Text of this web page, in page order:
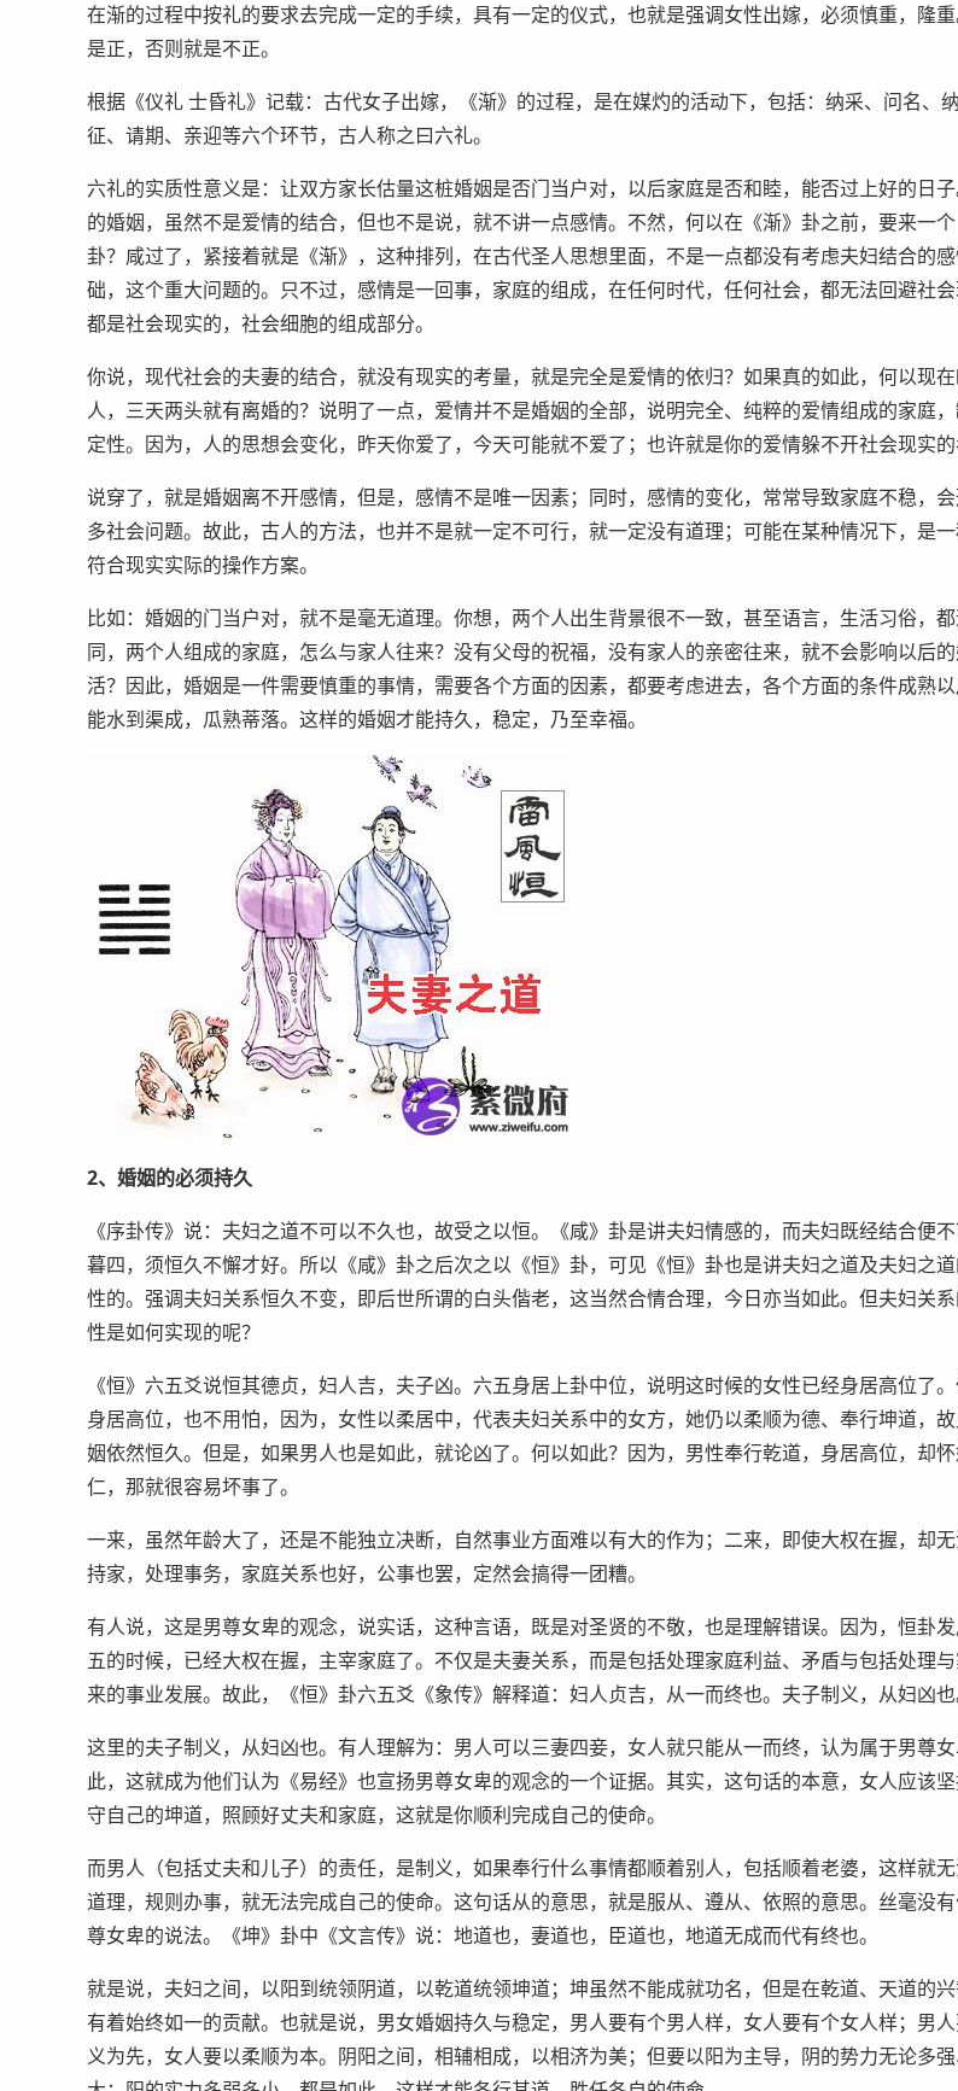
在渐的过程中按礼的要求去完成一定的手续，具有一定的仪式，也就是强调女性出嫁，必须慎重，隆
是正，否则就是不正。
根据《仪礼 士昏礼》记载：古代女子出嫁，《渐》的过程，是在媒灼的活动下，包括：纳采、问名、
征、请期、亲迎等六个环节，古人称之曰六礼。
六礼的实质性意义是：让双方家长估量这桩婚姻是否门当户对，以后家庭是否和睦，能否过上好的日
的婚姻，虽然不是爱情的结合，但也不是说，就不讲一点感情。不然，何以在《渐》卦之前，要来一个
卦？咸过了，紧接着就是《渐》，这种排列，在古代圣人思想里面，不是一点都没有考虑夫妇结合的
础，这个重大问题的。只不过，感情是一回事，家庭的组成，在任何时代，任何社会，都无法回避社会
都是社会现实的，社会细胞的组成部分。
你说，现代社会的夫妻的结合，就没有现实的考量，就是完全是爱情的依归？如果真的如此，何以现
人，三天两头就有离婚的？说明了一点，爱情并不是婚姻的全部，说明完全、纯粹的爱情组成的家庭
定性。因为，人的思想会变化，昨天你爱了，今天可能就不爱了；也许就是你的爱情躲不开社会现实的
说穿了，就是婚姻离不开感情，但是，感情不是唯一因素；同时，感情的变化，常常导致家庭不稳，
多社会问题。故此，古人的方法，也并不是就一定不可行，就一定没有道理；可能在某种情况下，是
符合现实实际的操作方案。
比如：婚姻的门当户对，就不是毫无道理。你想，两个人出生背景很不一致，甚至语言，生活习俗，
同，两个人组成的家庭，怎么与家人往来？没有父母的祝福，没有家人的亲密往来，就不会影响以后
活？因此，婚姻是一件需要慎重的事情，需要各个方面的因素，都要考虑进去，各个方面的条件成熟
能水到渠成，瓜熟蒂落。这样的婚姻才能持久，稳定，乃至幸福。
2、婚姻的必须持久
《序卦传》说：夫妇之道不可以不久也，故受之以恒。《咸》卦是讲夫妇情感的，而夫妇既经结合便
暮四，须恒久不懈才好。所以《咸》卦之后次之以《恒》卦，可见《恒》卦也是讲夫妇之道及夫妇之
性的。强调夫妇关系恒久不变，即后世所谓的白头偕老，这当然合情合理，今日亦当如此。但夫妇关
性是如何实现的呢？
《恒》六五爻说恒其德贞，妇人吉，夫子凶。六五身居上卦中位，说明这时候的女性已经身居高位了
身居高位，也不用怕，因为，女性以柔居中，代表夫妇关系中的女方，她仍以柔顺为德、奉行坤道，
姻依然恒久。但是，如果男人也是如此，就论凶了。何以如此？因为，男性奉行乾道，身居高位，却
仁，那就很容易坏事了。
一来，虽然年龄大了，还是不能独立决断，自然事业方面难以有大的作为；二来，即使大权在握，却
持家，处理事务，家庭关系也好，公事也罢，定然会搞得一团糟。
有人说，这是男尊女卑的观念，说实话，这种言语，既是对圣贤的不敬，也是理解错误。因为，恒卦
五的时候，已经大权在握，主宰家庭了。不仅是夫妻关系，而是包括处理家庭利益、矛盾与包括处理
来的事业发展。故此，《恒》卦六五爻《象传》解释道：妇人贞吉，从一而终也。夫子制义，从妇凶也
这里的夫子制义，从妇凶也。有人理解为：男人可以三妻四妾，女人就只能从一而终，认为属于男尊
此，这就成为他们认为《易经》也宣扬男尊女卑的观念的一个证据。其实，这句话的本意，女人应该
守自己的坤道，照顾好丈夫和家庭，这就是你顺利完成自己的使命。
而男人（包括丈夫和儿子）的责任，是制义，如果奉行什么事情都顺着别人，包括顺着老婆，这样就
道理，规则办事，就无法完成自己的使命。这句话从的意思，就是服从、遵从、依照的意思。丝毫没
尊女卑的说法。《坤》卦中《文言传》说：地道也，妻道也，臣道也，地道无成而代有终也。
就是说，夫妇之间，以阳到统领阴道，以乾道统领坤道；坤虽然不能成就功名，但是在乾道、天道的
有着始终如一的贡献。也就是说，男女婚姻持久与稳定，男人要有个男人样，女人要有个女人样；男
义为先，女人要以柔顺为本。阴阳之间，相辅相成，以相济为美；但要以阳为主导，阴的势力无论多